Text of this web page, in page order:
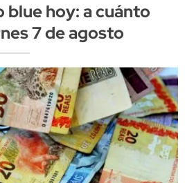
blue hoy: a cuánto
7 de agosto